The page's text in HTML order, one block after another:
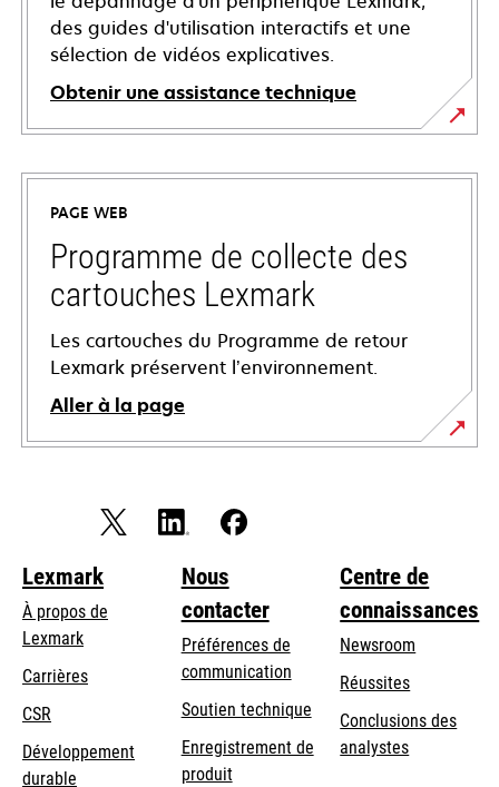
des guides d'utilisation interactifs et une
sélection de vidéos explicatives.
Obtenir une assistance technique
s’ouvre
dans
nouvel
onglet
PAGE WEB
Programme de collecte des
cartouches Lexmark
Les cartouches du Programme de retour
Lexmark préservent l’environnement.
Aller à la page
Lexmark
À propos de
Lexmark
Carrières
CSR
Développement
durable
Nous
contacter
Préférences de
communication
s’ouvre
dans
un
Soutien techniques’ouvre
dans
un
Enregistrement de
produit
Centre de
connaissances
Newsroom
Réussites
Conclusions des
analystes